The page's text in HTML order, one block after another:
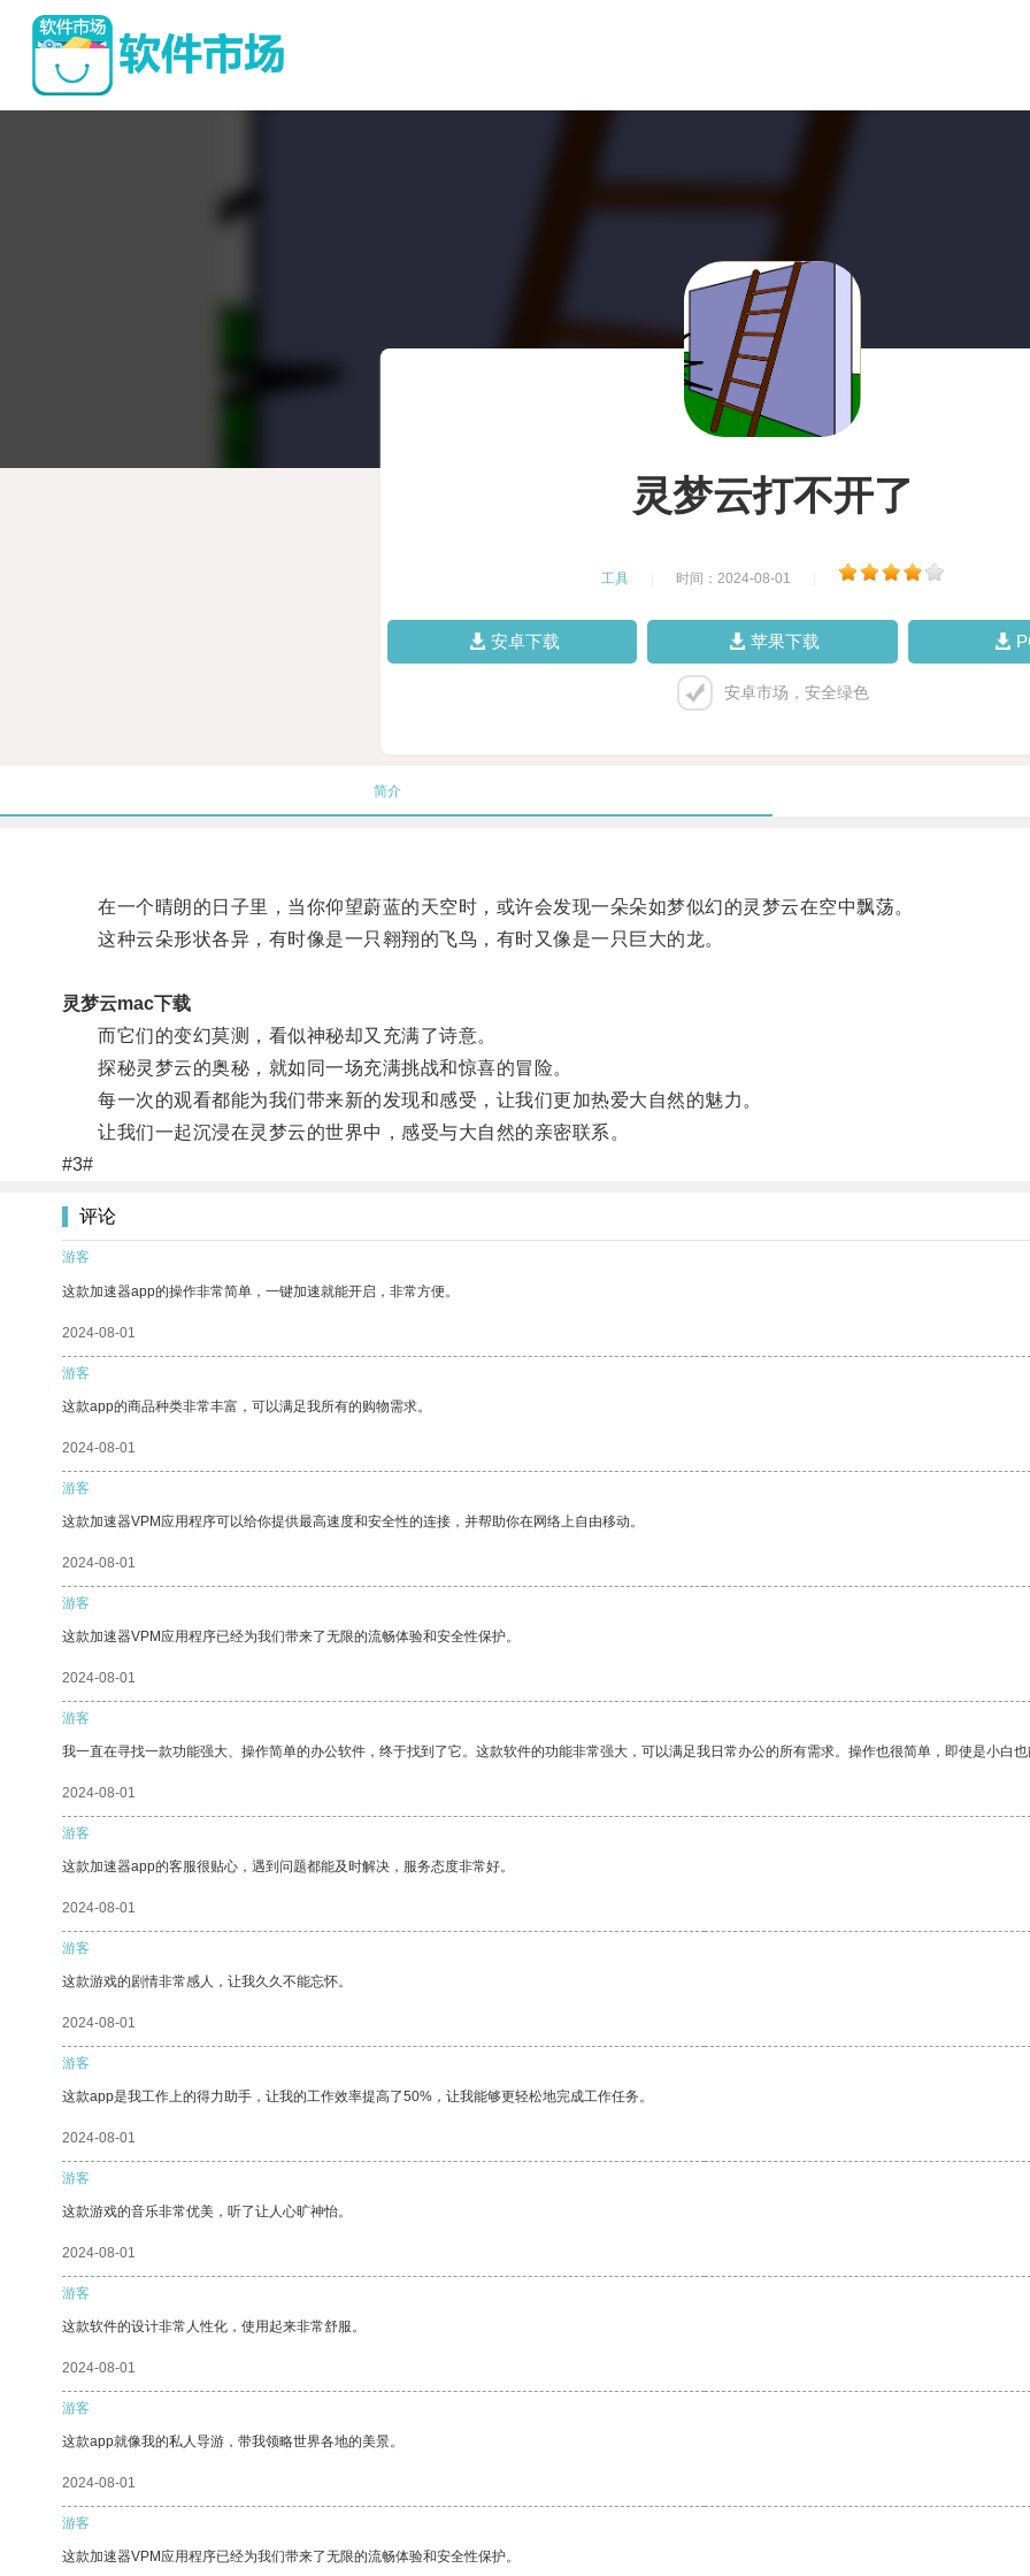
灵梦云打不开了
工具 时间：2024-08-01
安卓下载 苹果下载
安卓市场，安全绿色
简介
在一个晴朗的日子里，当你仰望蔚蓝的天空时，或许会发现一朵朵如梦似幻的灵梦云在空中飘荡。
这种云朵形状各异，有时像是一只翱翔的飞鸟，有时又像是一只巨大的龙。
灵梦云mac下载
而它们的变幻莫测，看似神秘却又充满了诗意。
探秘灵梦云的奥秘，就如同一场充满挑战和惊喜的冒险。
每一次的观看都能为我们带来新的发现和感受，让我们更加热爱大自然的魅力。
让我们一起沉浸在灵梦云的世界中，感受与大自然的亲密联系。
#3#
评论
游客
这款加速器app的操作非常简单，一键加速就能开启，非常方便。
2024-08-01
游客
这款app的商品种类非常丰富，可以满足我所有的购物需求。
2024-08-01
游客
这款加速器VPM应用程序可以给你提供最高速度和安全性的连接，并帮助你在网络上自由移动。
2024-08-01
游客
这款加速器VPM应用程序已经为我们带来了无限的流畅体验和安全性保护。
2024-08-01
游客
我一直在寻找一款功能强大、操作简单的办公软件，终于找到了它。这款软件的功能非常强大，可以满足我日常办公的所有需求。操作也很简单，即使是小白也
2024-08-01
游客
这款加速器app的客服很贴心，遇到问题都能及时解决，服务态度非常好。
2024-08-01
游客
这款游戏的剧情非常感人，让我久久不能忘怀。
2024-08-01
游客
这款app是我工作上的得力助手，让我的工作效率提高了50%，让我能够更轻松地完成工作任务。
2024-08-01
游客
这款游戏的音乐非常优美，听了让人心旷神怡。
2024-08-01
游客
这款软件的设计非常人性化，使用起来非常舒服。
2024-08-01
游客
这款app就像我的私人导游，带我领略世界各地的美景。
2024-08-01
游客
这款加速器VPM应用程序已经为我们带来了无限的流畅体验和安全性保护。